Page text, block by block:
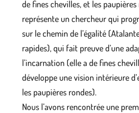
de fines chevilles, et les paupières
représente un chercheur qui
sur le chemin de l’égalité
rapides), qui fait preuve d’une
l’incarnation (elle a de fines
développe une vision intérieure
les paupières rondes).
Nous l’avons rencontrée une